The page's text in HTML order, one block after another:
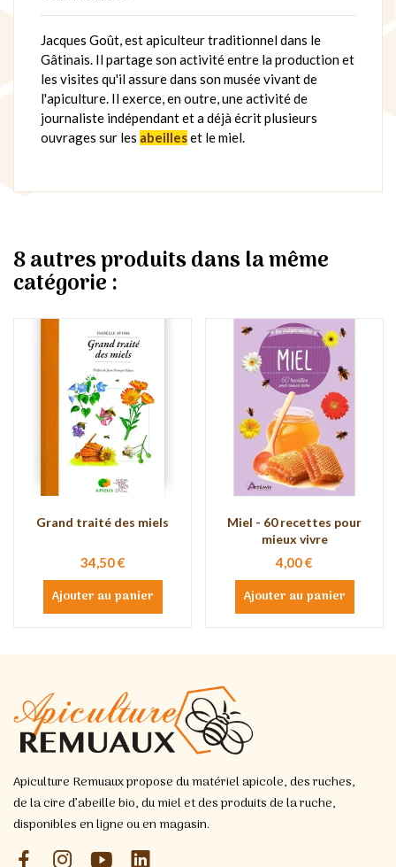
Jacques Goût, est apiculteur traditionnel dans le
Gâtinais. Il partage son activité entre la production et
les visites qu'il assure dans son musée vivant de
l'apiculture. Il exerce, en outre, une activité de
journaliste indépendant et a déjà écrit plusieurs
ouvrages sur les abeilleset le miel.
8 autres produits dans la même
catégorie :
Grand traité des miels
34,50 €
Ajouter au panier
Miel - 60 recettes pour
mieux vivre
4,00 €
Ajouter au panier
Apiculture Remuaux propose du matériel apicole, des ruches,
de la cire d’abeille bio, du miel et des produits de la ruche,
disponibles en ligne ou en magasin.